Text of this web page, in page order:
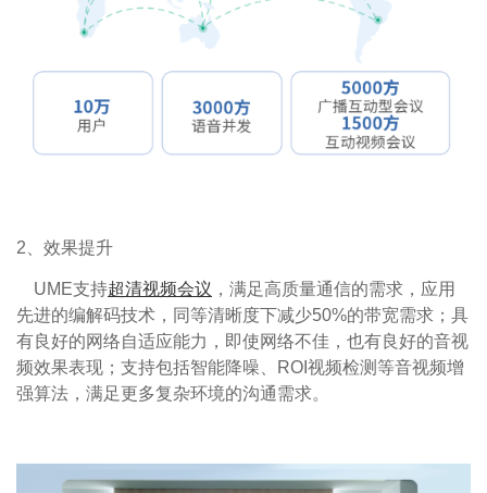
2、效果提升
UME支持超清视频会议 ，满足高质量通信的需求，应用
先进的编解码技术，同等清晰度下减少50%的带宽需求；具
有良好的网络自适应能力，即使网络不佳，也有良好的音视
频效果表现；支持包括智能降噪、ROI视频检测等音视频增
强算法，满足更多复杂环境的沟通需求。